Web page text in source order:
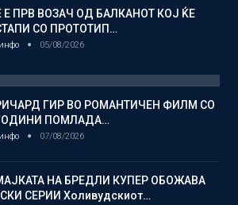
Е ПРВ ВОЗАЧ ОД БАЛКАНОТ КОЈ ЌЕ
СО ПРОТОТИП…
05/08/2026
ГИР ВО РОМАНТИЧЕН ФИЛМ СО
ПОМЛАДА…
07/08/2026
НА БРЕДЛИ КУПЕР ОБОЖАВА
СЕРИИ Холивудскиот…